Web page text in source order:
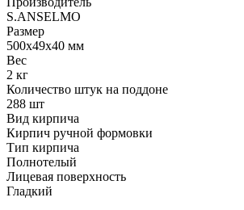
S.ANSELMO
Размер
500х49х40 мм
Вес
2 кг
Количество штук на поддоне
288 шт
Вид кирпича
Кирпич ручной формовки
Тип кирпича
Полнотелый
Лицевая поверхность
Гладкий